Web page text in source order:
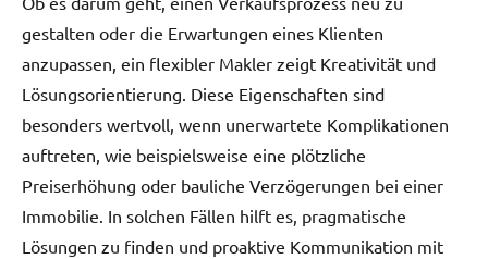
gestalten oder die Erwartungen eines Klienten
anzupassen, ein flexibler Makler zeigt Kreativität und
Lösungsorientierung. Diese Eigenschaften sind
besonders wertvoll, wenn unerwartete Komplikationen
auftreten, wie beispielsweise eine plötzliche
Preiserhöhung oder bauliche Verzögerungen bei einer
Immobilie. In solchen Fällen hilft es, pragmatische
Lösungen zu finden und proaktive Kommunikation mit